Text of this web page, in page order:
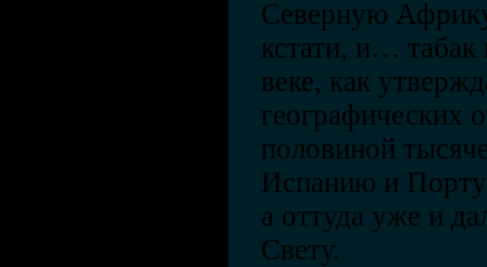
Северную
кстати, и…
веке, как
географических
половиной
Испанию и
а оттуда уже и
Свету.